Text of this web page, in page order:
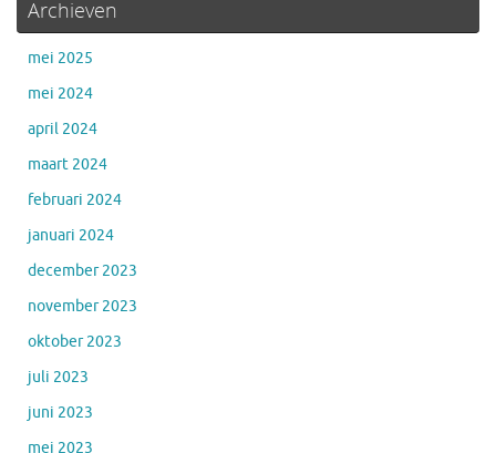
Archieven
mei 2025
mei 2024
april 2024
maart 2024
februari 2024
januari 2024
december 2023
november 2023
oktober 2023
juli 2023
juni 2023
mei 2023